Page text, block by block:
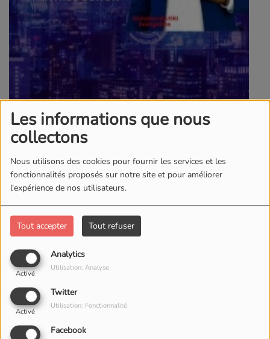
Les informations que nous
collectons
Nous utilisons des cookies pour fournir les services et les
fonctionnalités proposés sur notre site et pour améliorer
l'expérience de nos utilisateurs.
Tout accepter Tout refuser
Analytics
Activé
Utilisation: Analyse
Twitter
Activé
Utilisation: Fonctionnalité
Facebook
03 SEPTEMBRE 2024
Surnom
Evangeliste
Prénom
Christian MAYIKI
Site officiel
Facebook
PATERNITE SPIRITUELLE